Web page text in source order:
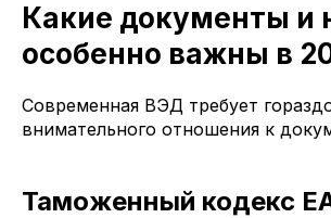
Какие документы и
особенно важны в
Современная ВЭД требует
внимательного отношения к
Таможенный кодекс